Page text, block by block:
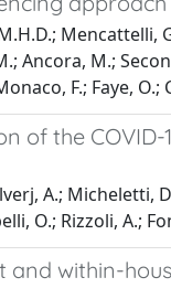
Mencattelli,
Ancora, M.;
F.; Faye, O.;
of the
A.; Micheletti,
O.; Rizzoli, A.;
and within-